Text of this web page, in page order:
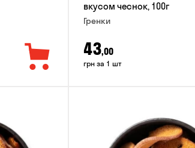
вкусом чеснок, 100г
Гренки
43,00
грн за 1 шт